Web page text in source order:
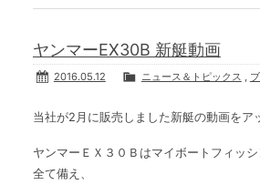
ヤンマーEX30B 新艇動画
2016.05.12 ニュース＆トピックス ,
当社が2月に販売しました新艇の動画をア
ヤンマーＥＸ３０Ｂはマイボートフィッ
全て備え、